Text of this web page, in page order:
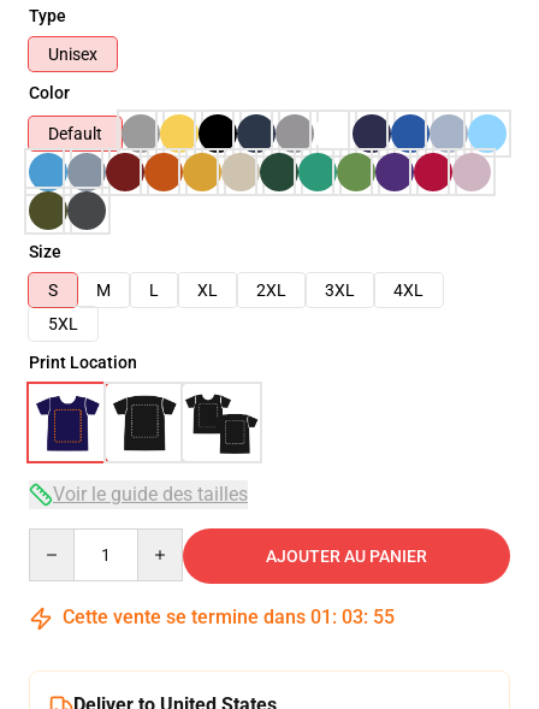
Type
Unisex
Color
Default
Size
S
M L XL 2XL 3XL
4XL
5XL
Print Location
Voir le guide des tailles
AJOUTER AU PANIER
Cette vente se termine dans 01 : 03: 54